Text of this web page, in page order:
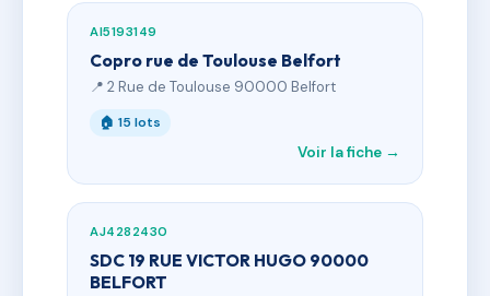
AI5193149
Copro rue de Toulouse Belfort
📍 2 Rue de Toulouse 90000 Belfort
🏠 15 lots
Voir la fiche →
AJ4282430
SDC 19 RUE VICTOR HUGO 90000
BELFORT